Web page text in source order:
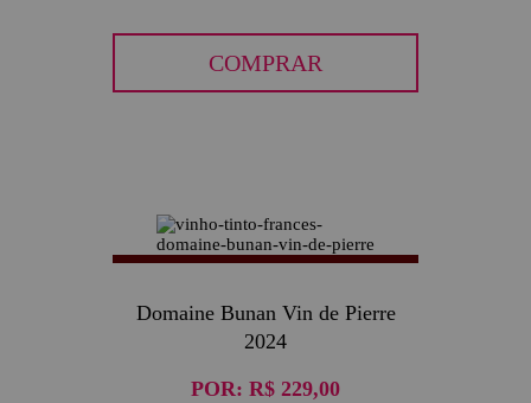
COMPRAR
Domaine Bunan Vin de Pierre
2024
POR: R$ 229,00